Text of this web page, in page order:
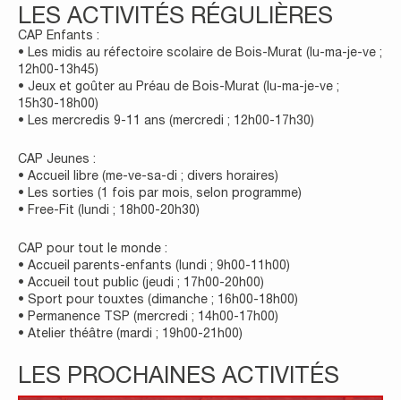
LES ACTIVITÉS RÉGULIÈRES
CAP Enfants :
• Les midis au réfectoire scolaire de Bois-Murat (lu-ma-je-ve ;
12h00-13h45)
• Jeux et goûter au Préau de Bois-Murat (lu-ma-je-ve ;
15h30-18h00)
• Les mercredis 9-11 ans (mercredi ; 12h00-17h30)
CAP Jeunes :
• Accueil libre (me-ve-sa-di ; divers horaires)
• Les sorties (1 fois par mois, selon programme)
• Free-Fit (lundi ; 18h00-20h30)
CAP pour tout le monde :
• Accueil parents-enfants (lundi ; 9h00-11h00)
• Accueil tout public (jeudi ; 17h00-20h00)
• Sport pour touxtes (dimanche ; 16h00-18h00)
• Permanence TSP (mercredi ; 14h00-17h00)
• Atelier théâtre (mardi ; 19h00-21h00)
LES PROCHAINES ACTIVITÉS